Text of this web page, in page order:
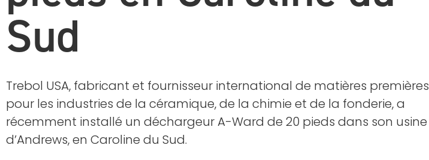
Sud
Trebol USA, fabricant et fournisseur international de matières premières
pour les industries de la céramique, de la chimie et de la fonderie, a
récemment installé un déchargeur A-Ward de 20 pieds dans son usine
d’Andrews, en Caroline du Sud.